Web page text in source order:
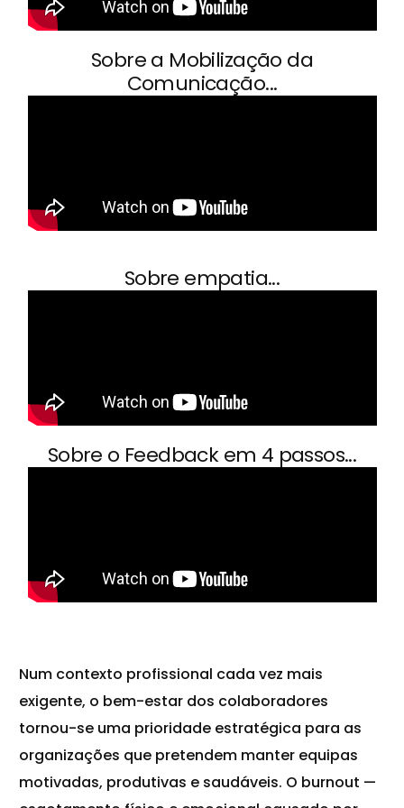
Sobre a Mobilização da
Comunicação...
Sobre empatia...
Sobre o Feedback em 4 passos...
Num contexto profissional cada vez mais
exigente, o bem-estar dos colaboradores
tornou-se uma prioridade estratégica para as
organizações que pretendem manter equipas
motivadas, produtivas e saudáveis. O burnout —